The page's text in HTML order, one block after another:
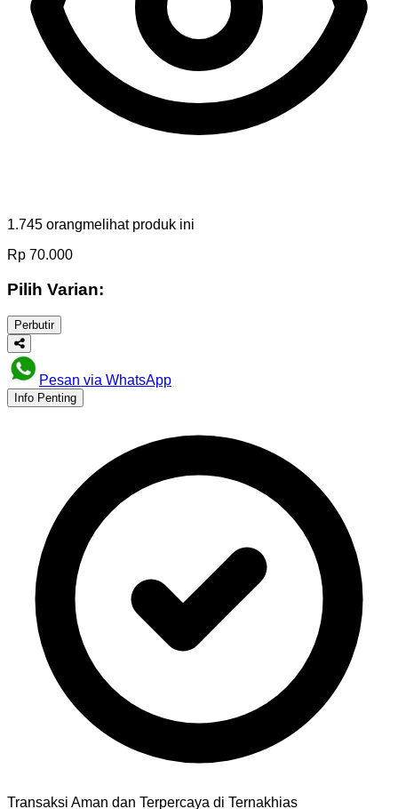
1.745 orangmelihat produk ini
Rp 70.000
Pilih Varian:
Perbutir
Pesan via WhatsApp
Info Penting
Transaksi Aman dan Terpercaya di Ternakhias